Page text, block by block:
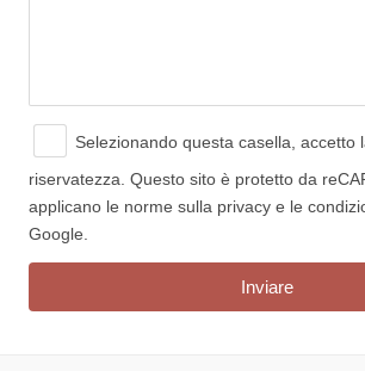
Selezionando questa casella, accetto
riservatezza. Questo sito è protetto da
applicano le norme sulla privacy e le
Google.